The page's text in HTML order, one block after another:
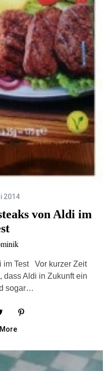
2014
von Aldi im
im Test Vor kurzer Zeit
dass Aldi in Zukunft ein
sogar…